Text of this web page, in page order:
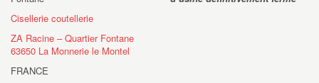
Cisellerie coutellerie
ZA Racine – Quartier Fontane
63650 La Monnerie le Montel
FRANCE